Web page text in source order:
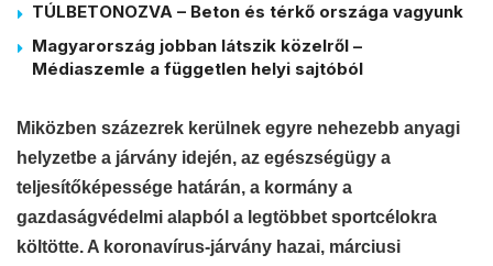
TÚLBETONOZVA – Beton és térkő országa vagyunk
Magyarország jobban látszik közelről –
Médiaszemle a független helyi sajtóból
Miközben százezrek kerülnek egyre nehezebb anyagi
helyzetbe a járvány idején, az egészségügy a
teljesítőképessége határán, a kormány a
gazdaságvédelmi alapból a legtöbbet sportcélokra
költötte. A koronavírus-járvány hazai, márciusi